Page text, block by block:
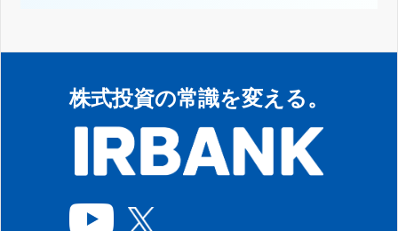
株式投資の常識を変える。